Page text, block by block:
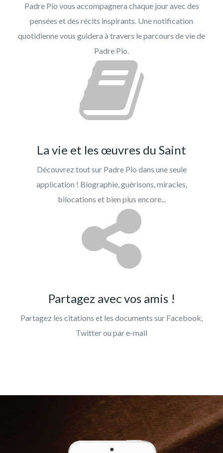
Padre Pio vous accompagnera chaque jour avec des
pensées et des récits inspirants. Une notification
quotidienne vous guidera à travers le parcours de vie de
Padre Pio.
La vie et les œuvres du Saint
Découvrez tout sur Padre Pio dans une seule
application ! Biographie, guérisons, miracles,
bilocations et bien plus encore...
Partagez avec vos amis !
Partagez les citations et les documents sur Facebook,
Twitter ou par e-mail